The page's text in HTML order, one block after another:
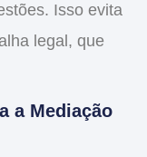
Isso evita
legal, que
a Mediação